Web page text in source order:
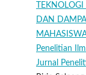
DAN
Penelitian
Jurnal